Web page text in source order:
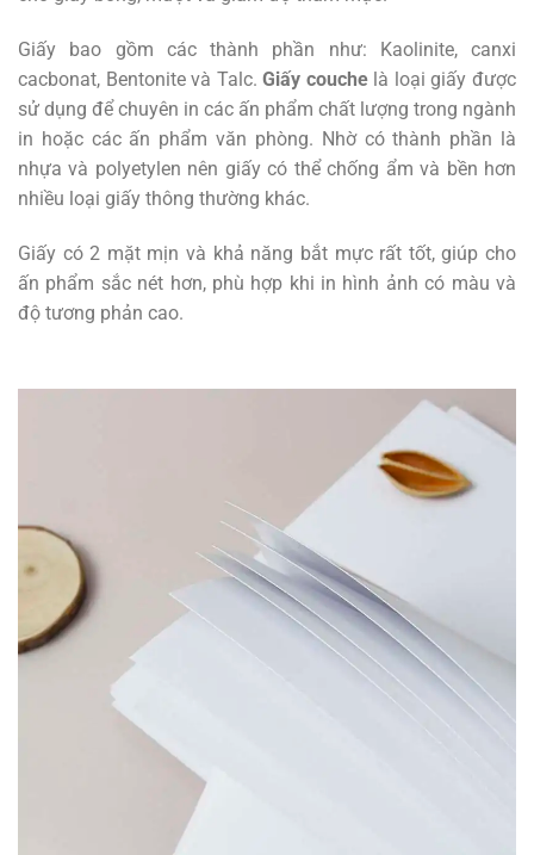
Giấy bao gồm các thành phần như: Kaolinite, canxi
cacbonat, Bentonite và Talc.Giấy couchelà loại giấy được
sử dụng để chuyên in các ấn phẩm chất lượng trong ngành
in hoặc các ấn phẩm văn phòng. Nhờ có thành phần là
nhựa và polyetylen nên giấy có thể chống ẩm và bền hơn
nhiều loại giấy thông thường khác.
Giấy có 2 mặt mịn và khả năng bắt mực rất tốt, giúp cho
ấn phẩm sắc nét hơn, phù hợp khi in hình ảnh có màu và
độ tương phản cao.